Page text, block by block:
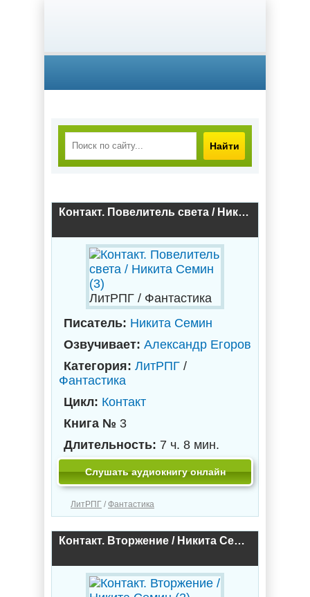
Найти
Контакт. Повелитель света / Никита Семин (3)
ЛитРПГ / Фантастика
Писатель: Никита Семин
Озвучивает: Александр Егоров
Категория: ЛитРПГ /
Фантастика
Цикл: Контакт
Книга № 3
Длительность: 7 ч. 8 мин.
Слушать аудиокнигу онлайн
ЛитРПГ / Фантастика
Контакт. Вторжение / Никита Семин (2)